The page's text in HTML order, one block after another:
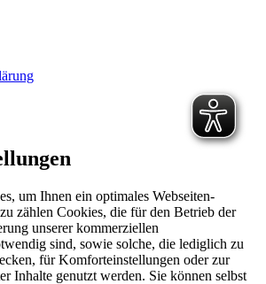
um Ihnen ein optimales Webseiten-
zählen Cookies, die für den Betrieb der
unserer kommerziellen
sind, sowie solche, die lediglich zu
für Komforteinstellungen oder zur
Inhalte genutzt werden. Sie können selbst